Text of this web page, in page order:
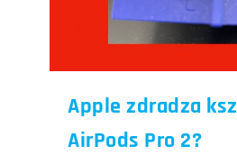
Apple zdradza
AirPods Pro 2?